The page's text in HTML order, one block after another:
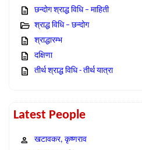
छन्दोग श्राद्ध विधि – माहिती
श्राद्ध विधि – छन्दोग
श्राद्धारम्भ
दक्षिणा
तीर्थ श्राद्ध विधि - तीर्थ यात्रा
Latest People
खटावकर, कृष्णराव